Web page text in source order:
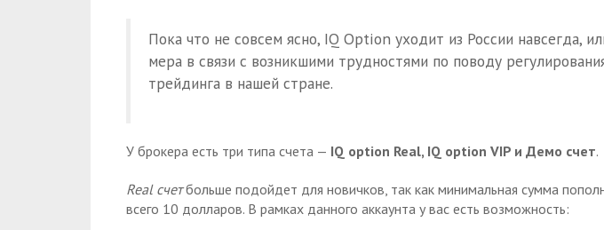
Пока что не совсем ясно, IQ Option уходит из России навсегда,
мера в связи с возникшими трудностями по поводу
трейдинга в нашей стране.
У брокера есть три типа счета — IQ option Real, IQ option VIP и Демо счет.
Real счетбольше подойдет для новичков, так как минимальная сумма
всего 10 долларов. В рамках данного аккаунта у вас есть возможность: